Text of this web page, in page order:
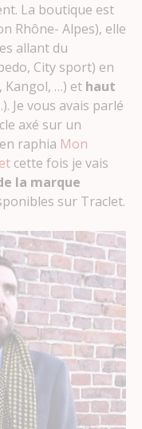
La boutique est
Rhône- Alpes), elle
allant du
City sport) en
Kangol, …) et haut
Je vous avais parlé
axé sur un
raphia Mon
cette fois je vais
la marque
sur Traclet.